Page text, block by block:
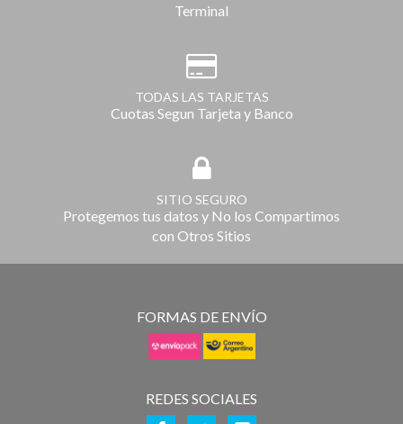
Terminal
TODAS LAS TARJETAS
Cuotas Segun Tarjeta y Banco
SITIO SEGURO
Protegemos tus datos y No los Compartimos
con Otros Sitios
FORMAS DE ENVÍO
REDES SOCIALES